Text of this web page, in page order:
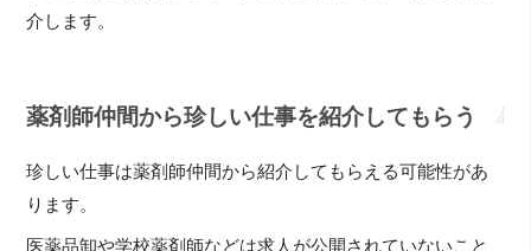
介します。
薬剤師仲間から珍しい仕事を紹介してもらう
珍しい仕事は薬剤師仲間から紹介してもらえる可能性があ
ります。
医薬品卸や学校薬剤師などは求人が公開されていないこと